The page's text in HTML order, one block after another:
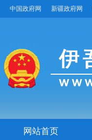
中国政府网 新疆政府网
网站首页